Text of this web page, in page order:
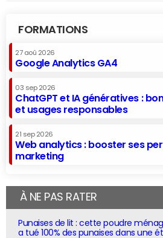
FORMATIONS
27 aoû 2026
Google Analytics GA4
03 sep 2026
ChatGPT et IA génératives :
et usages responsables
21 sep 2026
Web analytics : booster ses
marketing
À NE PAS RATER
Punaises de lit : cette poudre
a tué 100% des punaises dans une